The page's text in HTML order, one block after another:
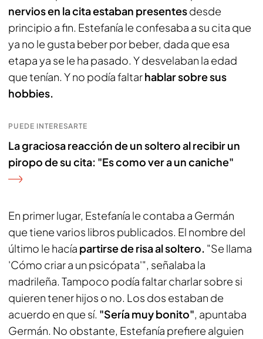
nervios en la cita estaban presentesdesde
principio a fin. Estefanía le confesaba a su cita que
ya no le gusta beber por beber, dada que esa
etapa ya se le ha pasado. Y desvelaban la edad
que tenían. Y no podía faltarhablar sobre sus
hobbies.
PUEDE INTERESARTE
La graciosa reacción de un soltero al recibir un
piropo de su cita: "Es como ver a un caniche"
En primer lugar, Estefanía le contaba a Germán
que tiene varios libros publicados. El nombre del
último le hacía partirse de risa al soltero. "Se llama
'Cómo criar a un psicópata'", señalaba la
madrileña. Tampoco podía faltar charlar sobre si
quieren tener hijos o no. Los dos estaban de
acuerdo en que sí. "Sería muy bonito", apuntaba
Germán. No obstante, Estefanía prefiere alguien